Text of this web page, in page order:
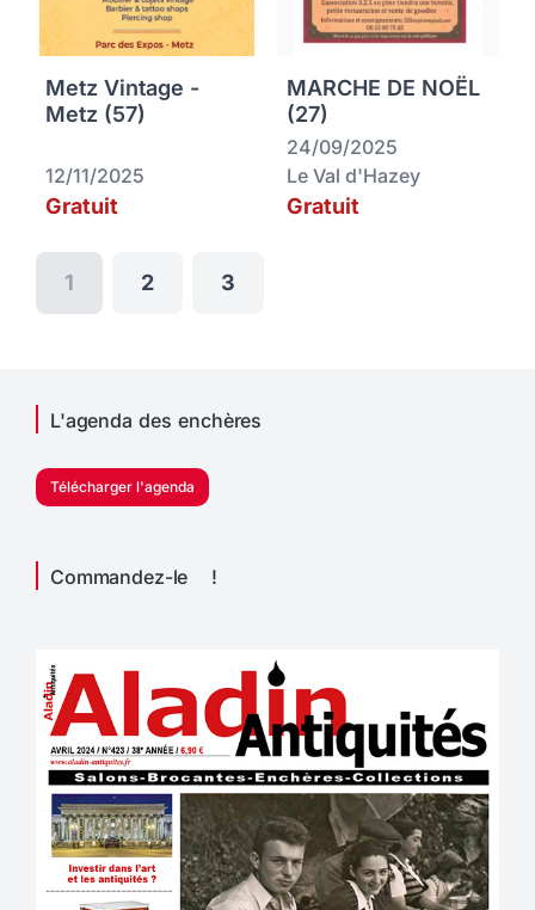
Metz Vintage -
Metz (57)
12/11/2025
Gratuit
MARCHE DE NOËL
(27)
24/09/2025
Le Val d'Hazey
Gratuit
1 2 3
L'agenda des enchères
Télécharger l'agenda
Commandez-le !